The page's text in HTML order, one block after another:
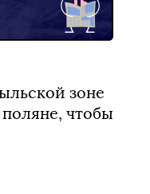
зоне
чтобы